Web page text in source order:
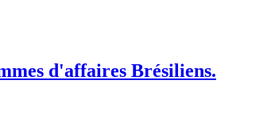
d'affaires Brésiliens.